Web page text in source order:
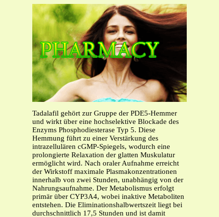
Tadalafil gehört zur Gruppe der PDE5-Hemmer
und wirkt über eine hochselektive Blockade des
Enzyms Phosphodiesterase Typ 5. Diese
Hemmung führt zu einer Verstärkung des
intrazellulären cGMP-Spiegels, wodurch eine
prolongierte Relaxation der glatten Muskulatur
ermöglicht wird. Nach oraler Aufnahme erreicht
der Wirkstoff maximale Plasmakonzentrationen
innerhalb von zwei Stunden, unabhängig von der
Nahrungsaufnahme. Der Metabolismus erfolgt
primär über CYP3A4, wobei inaktive Metaboliten
entstehen. Die Eliminationshalbwertszeit liegt bei
durchschnittlich 17,5 Stunden und ist damit